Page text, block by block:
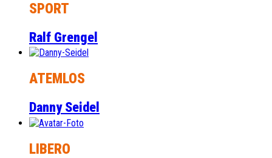
SPORT
Ralf Grengel
ATEMLOS
Danny Seidel
LIBERO